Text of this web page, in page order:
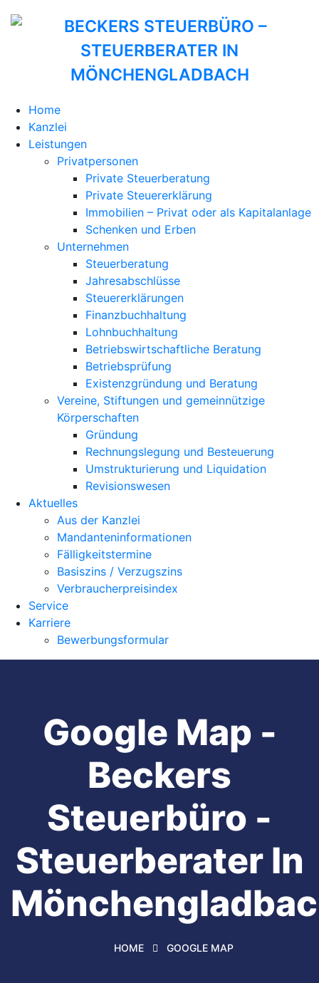
Home
Kanzlei
Leistungen
Privatpersonen
Private Steuerberatung
Private Steuererklärung
Immobilien – Privat oder als Kapitalanlage
Schenken und Erben
Unternehmen
Steuerberatung
Jahresabschlüsse
Steuererklärungen
Finanzbuchhaltung
Lohnbuchhaltung
Betriebswirtschaftliche Beratung
Betriebsprüfung
Existenzgründung und Beratung
Vereine, Stiftungen und gemeinnützige
Körperschaften
Gründung
Rechnungslegung und Besteuerung
Umstrukturierung und Liquidation
Revisionswesen
Aktuelles
Aus der Kanzlei
Mandanteninformationen
Fälligkeitstermine
Basiszins / Verzugszins
Verbraucherpreisindex
Service
Karriere
Bewerbungsformular
Google Map -
Beckers
Steuerbüro -
Steuerberater In
HOME GOOGLE MAP